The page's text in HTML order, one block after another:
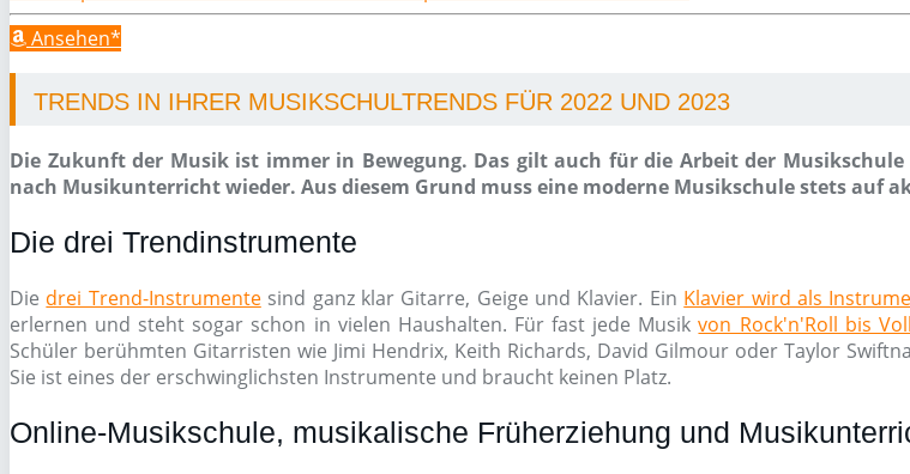
Ansehen*
TRENDS IN IHRER MUSIKSCHULTRENDS FÜR 2022 UND 2023
Die Zukunft der Musik ist immer in Bewegung. Das gilt auch für die Arbeit der Musikschule
nach Musikunterricht wieder. Aus diesem Grund muss eine moderne Musikschule stets auf
Die drei Trendinstrumente
Die drei Trend-Instrumentesind ganz klar Gitarre, Geige und Klavier. Ein Klavier wird als
erlernen und steht sogar schon in vielen Haushalten. Für fast jede Musikvon Rock'n'Roll bis
Schüler berühmten Gitarristen wie Jimi Hendrix, Keith Richards, David Gilmour oder Taylor
Sie ist eines der erschwinglichsten Instrumente und braucht keinen Platz.
Online-Musikschule, musikalische Früherziehung und